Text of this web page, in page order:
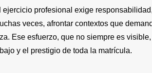
ejercicio profesional exige respons
veces, afrontar contextos que
Ese esfuerzo, que no siempre es
y el prestigio de toda la matrícula.